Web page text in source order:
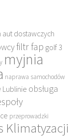
dostawczych
filtr fap golf 3
myjnia
naprawa samochodów
Lublinie obsługa
przeprowadzki
Klimatyzacji